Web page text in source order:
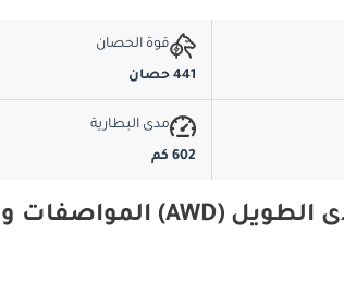
قوة الحصان
441 حصان
مدى البطارية
602 كم